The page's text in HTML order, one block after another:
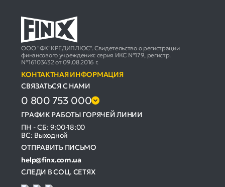
ООО "ФК"КРЕДИПЛЮС". Свидетельство о регистрации
финансового учреждения: серия ИКС №179, регистр.
№16103432 от 09.08.2016 г.
КОНТАКТНАЯ ИНФОРМАЦИЯ
СВЯЗАТЬСЯ С НАМИ
0 800 753 000
ГРАФИК РАБОТЫ ГОРЯЧЕЙ ЛИНИИ
ПН - СБ: 9:00-18:00
ВС: Выходной
ОТПРАВИТЬ ПИСЬМО
help@finx.com.ua
СЛЕДИ В СОЦ. СЕТЯХ